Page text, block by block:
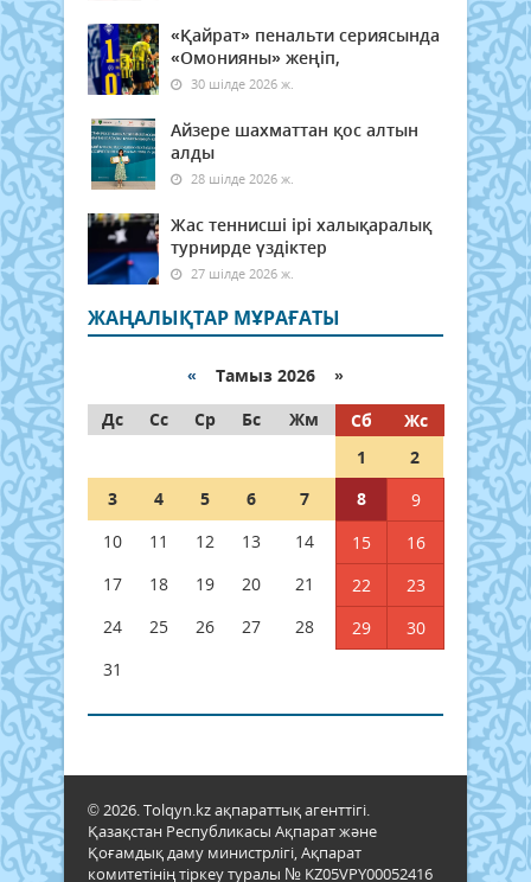
«Қайрат» пенальти сериясында
«Омонияны» жеңіп,
30 шілде 2026 ж.
Айзере шахматтан қос алтын
алды
28 шілде 2026 ж.
Жас теннисші ірі халықаралық
турнирде үздіктер
27 шілде 2026 ж.
ЖАҢАЛЫҚТАР МҰРАҒАТЫ
« Тамыз 2026 »
Дс
Сс Ср Бс Жм Сб
Жс
1
2
3
4 5 6 7 8
9
10
11 12 13 14 15
16
17
18 19 20 21 22
23
24
25 26 27 28 29
30
31
© 2026. Tolqyn.kz ақпараттық агенттігі.
Қазақстан Республикасы Ақпарат және
Қоғамдық даму министрлігі, Ақпарат
комитетінің тіркеу туралы № KZ05VPY00052416